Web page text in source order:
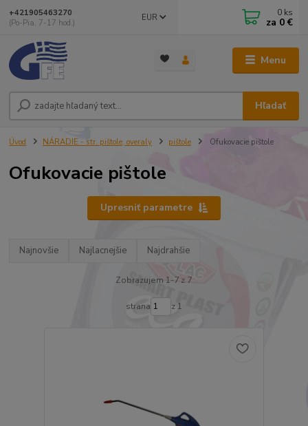
Menu
EUR
Hľadať
+421905463270
(Po-Pia, 7-17 hod.)
0 ks
za 0 €
Úvod NÁRADIE - str. pištole, overaly pištole Ofukovacie pištole
Ofukovacie pištole
Upresniť parametre
Najnovšie Najlacnejšie Najdrahšie
Zobrazujem 1-7 z 7
strana z 1